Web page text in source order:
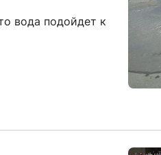
вода подойдет к